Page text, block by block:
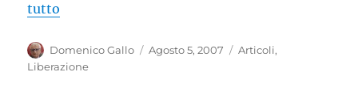
tutto
Autore
Domenico Gallo
Pubblicato
Agosto 5, 2007 Categorie
Articoli,
Liberazione